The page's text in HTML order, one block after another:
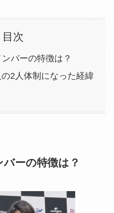
目次
バーの特徴は？
2人体制になった経緯
ーの特徴は？